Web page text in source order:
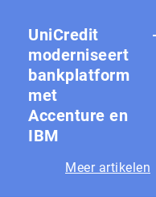
UniCredit
moderniseert
bankplatform
met
Accenture en
IBM
Meer artikelen